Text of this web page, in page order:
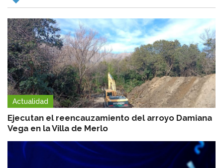
Actualidad
Ejecutan el reencauzamiento del arroyo Damiana
Vega en la Villa de Merlo